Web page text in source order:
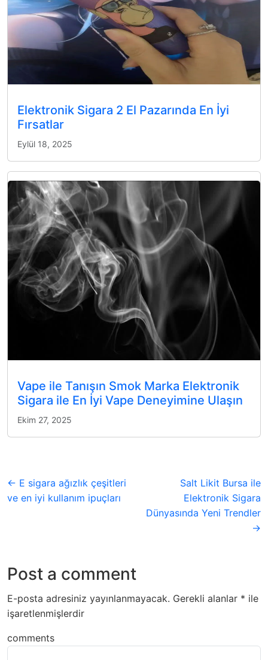
Elektronik Sigara 2 El Pazarında En İyi
Fırsatlar
Eylül 18, 2025
Vape ile Tanışın Smok Marka Elektronik
Sigara ile En İyi Vape Deneyimine Ulaşın
Ekim 27, 2025
← E sigara ağızlık çeşitleri
ve en iyi kullanım ipuçları
Salt Likit Bursa ile
Elektronik Sigara
Dünyasında Yeni Trendler
→
Post a comment
E-posta adresiniz yayınlanmayacak. Gerekli alanlar * ile
işaretlenmişlerdir
comments